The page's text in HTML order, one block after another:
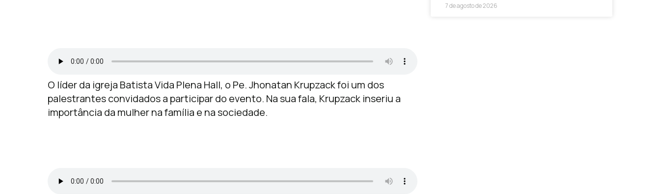
O líder da igreja Batista Vida Plena Hall, o Pe. Jhonatan Krupzack foi um dos
palestrantes convidados a participar do evento. Na sua fala, Krupzack inseriu a
importância da mulher na família e na sociedade.
7 de agosto de 2026